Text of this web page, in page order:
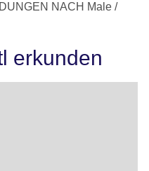
NACH Male /
erkunden